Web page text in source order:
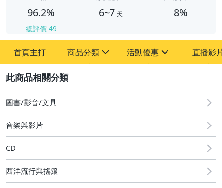
96.2%
總評價 49
6~7 天 8%
首頁主打 商品分類
其它
活動優惠
[全店] 粉絲專享
[全店] 週年慶
直播影
圖書/影音/文具
音樂與影片
CD
西洋流行與搖滾